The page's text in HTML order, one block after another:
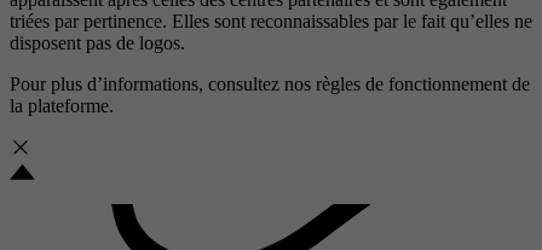
triées par pertinence. Elles sont reconnaissables par le fait qu’elles ne
disposent pas de logos.
Pour plus d’informations, consultez nos règles de fonctionnement de
la plateforme.